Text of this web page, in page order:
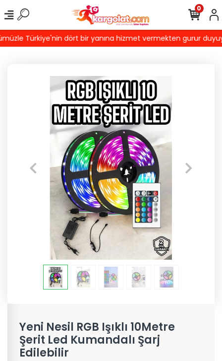
Türkiye'nin dört bir yanına hizmet vermekten gurur
0
Yeni Nesil RGB Işıklı 10Metre
Şerit Led Kumandalı Şarj
Edilebilir